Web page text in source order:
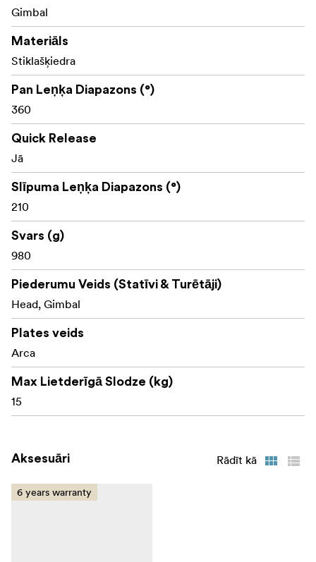
Gimbal
Materiāls
Stiklašķiedra
Pan Leņķa Diapazons (°)
360
Quick Release
Jā
Slīpuma Leņķa Diapazons (°)
210
Svars (g)
980
Piederumu Veids (Statīvi & Turētāji)
Head, Gimbal
Plates veids
Arca
Max Lietderīgā Slodze (kg)
15
Aksesuāri Rādīt kā
6 years warranty